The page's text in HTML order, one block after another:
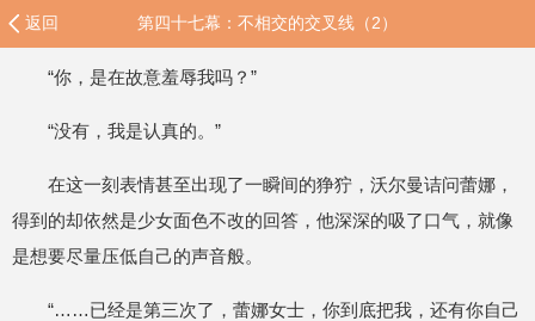
返回 第四十七幕：不相交的交叉线（2）
“你，是在故意羞辱我吗？”
“没有，我是认真的。”
在这一刻表情甚至出现了一瞬间的狰狞，沃尔曼诘问蕾娜，
得到的却依然是少女面色不改的回答，他深深的吸了口气，就像
是想要尽量压低自己的声音般。
“……已经是第三次了，蕾娜女士，你到底把我，还有你自己